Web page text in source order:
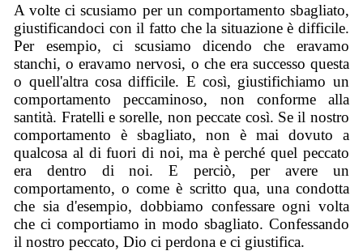
A volte ci scusiamo per un comportamento sbagliato,
giustificandoci con il fatto che la situazione è difficile.
Per esempio, ci scusiamo dicendo che eravamo
stanchi, o eravamo nervosi, o che era successo questa
o quell'altra cosa difficile. E così, giustifichiamo un
comportamento peccaminoso, non conforme alla
santità. Fratelli e sorelle, non peccate così. Se il nostro
comportamento è sbagliato, non è mai dovuto a
qualcosa al di fuori di noi, ma è perché quel peccato
era dentro di noi. E perciò, per avere un
comportamento, o come è scritto qua, una condotta
che sia d'esempio, dobbiamo confessare ogni volta
che ci comportiamo in modo sbagliato. Confessando
il nostro peccato, Dio ci perdona e ci giustifica.